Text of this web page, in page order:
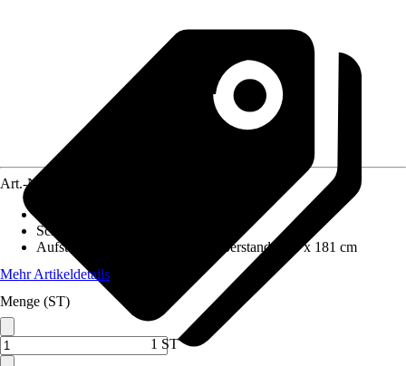
Art.-Nr.
Schneelast
Aufstellmaße B x T ohne Dachüberstand:
386 x 181 cm
Mehr Artikeldetails
Menge (ST)
1 ST